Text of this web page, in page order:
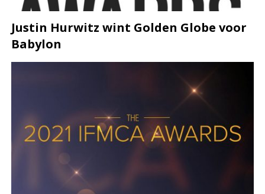
Justin Hurwitz wint Golden Globe voor
Babylon